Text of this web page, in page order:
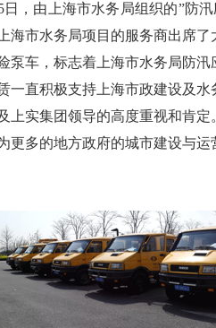
日，由上海市水务局组织的”防汛
海市水务局项目的服务商出席
泵车，标志着上海市水务局防汛
一直积极支持上海市政建设及
上实集团领导的高度重视和肯
更多的地方政府的城市建设与